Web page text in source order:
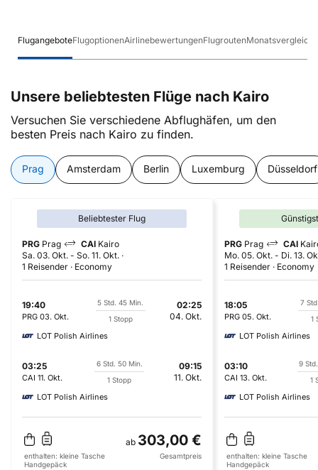
FlugangeboteFlugoptionenAirlinebewertungenFlugroutenMonatsvergleich
Unsere beliebtesten Flüge nach Kairo
Versuchen Sie verschiedene Abflughäfen, um den
besten Preis nach Kairo zu finden.
Prag Amsterdam Berlin Luxemburg Düsseldorf
Beliebtester Flug
PRG Prag CAI Kairo
Sa. 03. Okt. - So. 11. Okt.
1 Reisender
Economy
19:40
PRG 03. Okt.
5 Std. 45 Min.
1 Stopp
02:25
04. Okt.
LOT Polish Airlines
03:25
CAI 11. Okt.
6 Std. 50 Min.
1 Stopp
09:15
11. Okt.
LOT Polish Airlines
ab 303,00 €
enthalten: kleine Tasche
Handgepäck
Gesamtpreis
PRG Prag CAI
Mo. 05. Okt. - Di. 13.
1 Reisender
Economy
18:05
PRG 05. Okt.
7
1
LOT Polish Airlines
03:10
CAI 13. Okt.
9
1
LOT Polish Airlines
enthalten: kleine Tasche
Handgepäck